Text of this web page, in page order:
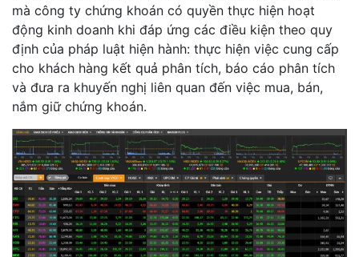
mà công ty chứng khoán có quyền thực hiện hoạt
động kinh doanh khi đáp ứng các điều kiện theo quy
định của pháp luật hiện hành: thực hiện việc cung cấp
cho khách hàng kết quả phân tích, báo cáo phân tích
và đưa ra khuyến nghị liên quan đến việc mua, bán,
nắm giữ chứng khoán.